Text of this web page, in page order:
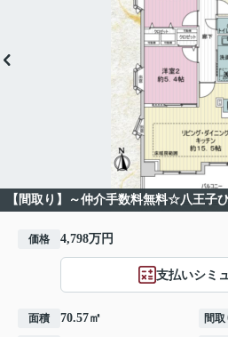
【間取り】～仲介手数料無料☆八王子
価格 4,798万円
支払いシミ
面積 70.57㎡ 間取